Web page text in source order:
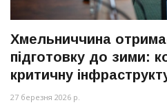
Хмельниччина
підготовку до зими:
критичну
27 березня 2026 р.